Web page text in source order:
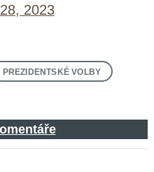
2023
PREZIDENTSKÉ VOLBY